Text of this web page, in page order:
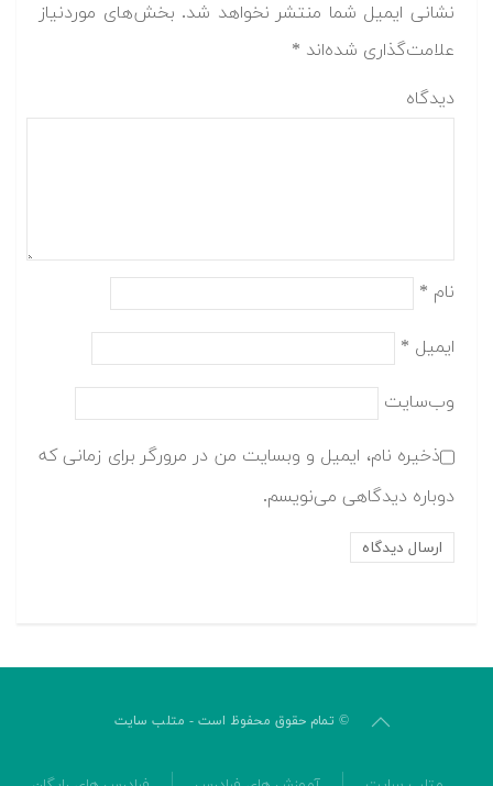
نشانی ایمیل شما منتشر نخواهد شد. بخش‌های موردنیاز
علامت‌گذاری شده‌اند *
دیدگاه
نام *
ایمیل *
وب‌سایت
ذخیره نام، ایمیل و وبسایت من در مرورگر برای زمانی که
دوباره دیدگاهی می‌نویسم.
© تمام حقوق محفوظ است - متلب سایت